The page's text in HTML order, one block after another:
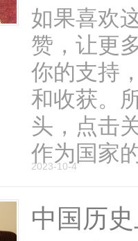
如果喜欢
赞，让更
你的支持
和收获。
头，点击
作为国家
2023-10-4
中国历